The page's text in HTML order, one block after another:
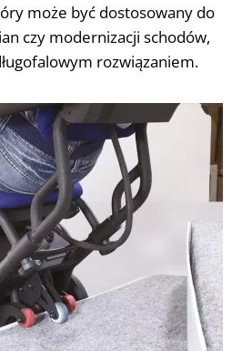
może być dostosowany do
czy modernizacji schodów,
rozwiązaniem.